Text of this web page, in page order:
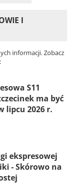
I
informacji. Zobacz
S11
ma być
lipcu 2026 r.
ekspresowej
- Skórowo na